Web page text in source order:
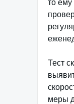
то ему
Тест
меры